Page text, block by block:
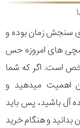
سنجش زمان بوده و
مچی های امروزه حس
است. اگر که شما
اهمیت میدهید و
آل باشید، پس باید
بدانید و هنگام خرید